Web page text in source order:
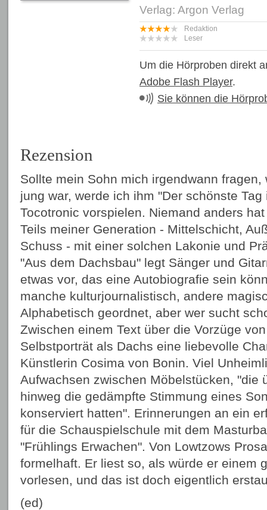
Verlag: Argon Verlag
Redaktion
Leser
Um die Hörproben direkt
Adobe Flash Player.
Sie können die
Rezension
Sollte mein Sohn mich irgendwann
jung war, werde ich ihm "Der schönste
Tocotronic vorspielen. Niemand anders
Teils meiner Generation - Mittelschicht,
Schuss - mit einer solchen Lakonie und
"Aus dem Dachsbau" legt Sänger und
etwas vor, das eine Autobiografie sein
manche kulturjournalistisch, andere
Alphabetisch geordnet, aber wer sucht
Zwischen einem Text über die Vorzüge
Selbstporträt als Dachs eine liebevolle
Künstlerin Cosima von Bonin. Viel
Aufwachsen zwischen Möbelstücken, "die
hinweg die gedämpfte Stimmung eines
konserviert hatten". Erinnerungen an ein
für die Schauspielschule mit dem
"Frühlings Erwachen". Von Lowtzows
formelhaft. Er liest so, als würde er einem
vorlesen, und das ist doch eigentlich
(ed)